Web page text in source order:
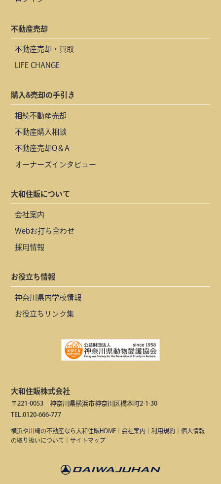
不動産売却
不動産売却・買取
LIFE CHANGE
購入&売却の手引き
相続不動産売却
不動産購入相談
不動産売却Q＆A
オーナーズインタビュー
大和住販について
会社案内
Webお打ち合わせ
採用情報
お役立ち情報
神奈川県内学校情報
お役立ちリンク集
大和住販株式会社
〒221-0053 神奈川県横浜市神奈川区橋本町2-1-30
TEL.0120-666-777
横浜や川崎の不動産なら大和住販HOME ｜会社案内 ｜利用規約 ｜個人情報
の取り扱いについて
サイトマップ